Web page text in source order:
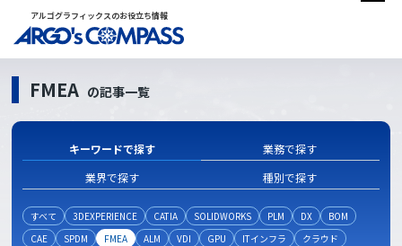
アルゴグラフィックスのお役立ち情報
FMEA の記事一覧
キーワードで探す
業務で探す
業界で探す
種別で探す
すべて 3DEXPERIENCE CATIA SOLIDWORKS PLM DX
BOM
CAE
SPDM FMEA ALM VDI GPU ITインフラ
クラウド